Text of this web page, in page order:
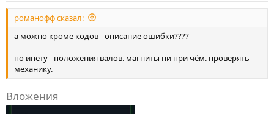
романофф сказал:
а можно кроме кодов - описание ошибки????
по инету - положения валов. магниты ни при чём. проверять
механику.
Вложения